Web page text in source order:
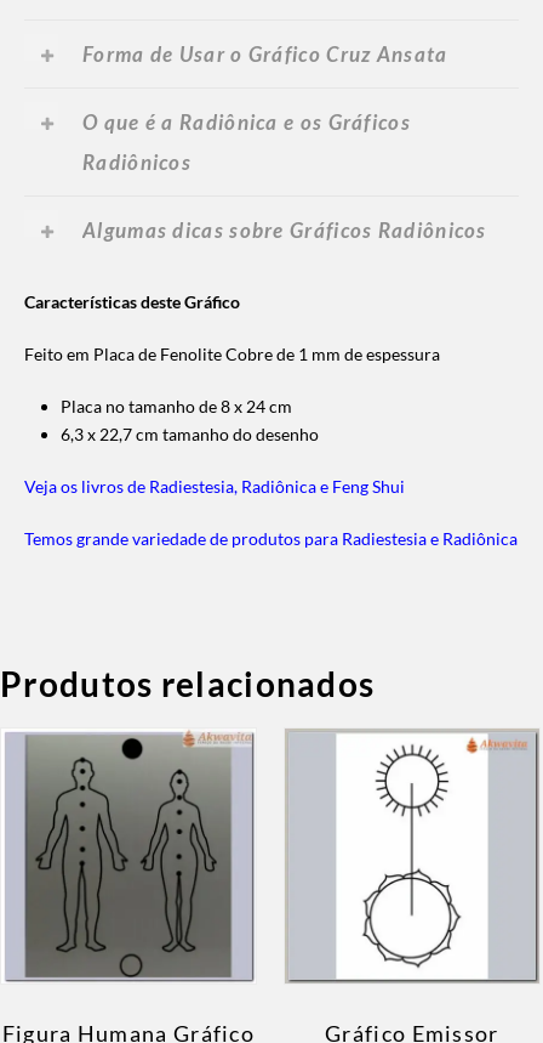
Forma de Usar o Gráfico Cruz Ansata
O que é a Radiônica e os Gráficos
Radiônicos
Algumas dicas sobre Gráficos Radiônicos
Características deste Gráfico
Feito em Placa de Fenolite Cobre de 1 mm de espessura
Placa no tamanho de 8 x 24 cm
6,3 x 22,7 cm tamanho do desenho
Veja os livros de Radiestesia, Radiônica e Feng Shui
Temos grande variedade de produtos para Radiestesia e Radiônica
Produtos relacionados
Figura Humana Gráfico Gráfico Emissor